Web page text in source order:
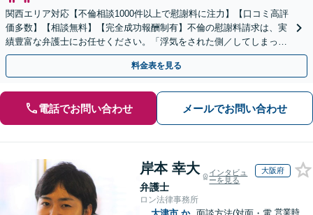
関西エリア対応【不倫相談1000件以上で慰謝料に注力】【口コミ高評
価多数】【相談無料】【完全成功報酬制有】不倫の慰謝料請求は、実
績豊富な弁護士にお任せください。「浮気をされた側／してしまった
側両方対応」人情派弁護士！
料金表を見る
電話でお問い合わせ メールでお問い合わせ
岸本 幸大
弁護士
インタビュ
ーを見る
大阪府
ロン法律事務所
大津市 か 面談方法(対面・電 営業時